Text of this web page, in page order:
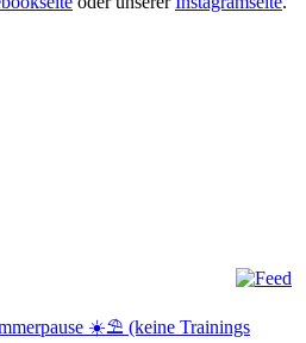
☀️⛱️ (keine Trainings